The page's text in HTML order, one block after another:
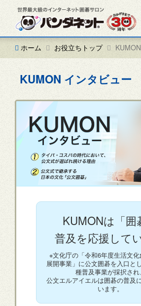
ホーム
お役立ちトップ
KUMON インタビュー
KUMONは「囲
普及を応援して
※文化庁の「令和6年度生活文
展開事業」に公文囲碁を入口と
種普及事業が採択され、
公文エルアイエルは囲碁の普及
います。